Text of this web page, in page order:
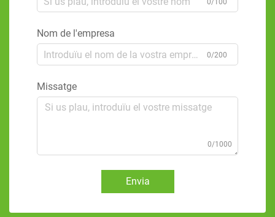
0/100
Nom de l'empresa
0/200
Missatge
0/1000
Envia